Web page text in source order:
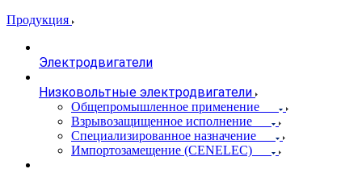
Продукция
Электродвигатели
Низковольтные электродвигатели
Общепромышленное применение
Взрывозащищенное исполнение
Специализированное назначение
Импортозамещение (CENELEC)